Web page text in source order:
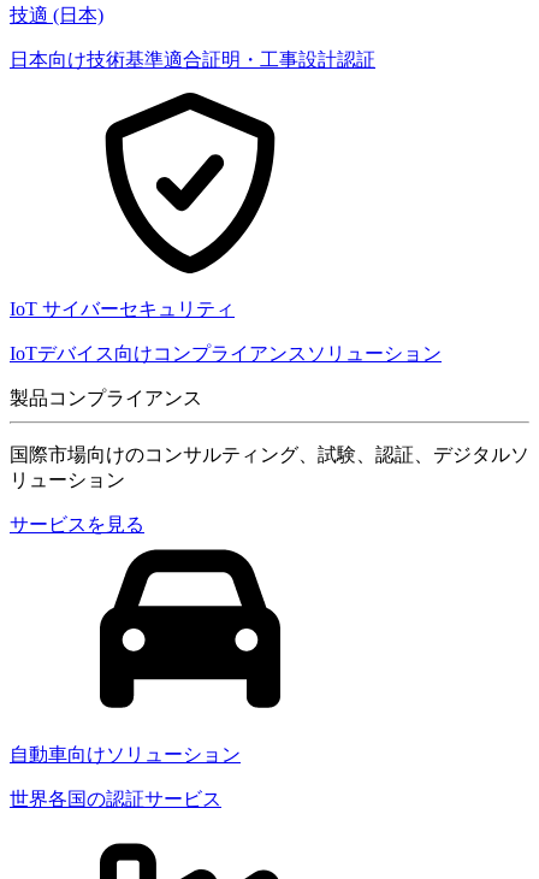
技適 (日本)
日本向け技術基準適合証明・工事設計認証
IoT サイバーセキュリティ
IoTデバイス向けコンプライアンスソリューション
製品コンプライアンス
国際市場向けのコンサルティング、試験、認証、デジタルソ
リューション
サービスを見る
自動車向けソリューション
世界各国の認証サービス